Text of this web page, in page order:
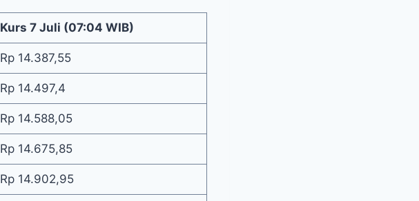
Kurs 7 Juli (07:04 WIB)
Rp 14.387,55
Rp 14.497,4
Rp 14.588,05
Rp 14.675,85
Rp 14.902,95